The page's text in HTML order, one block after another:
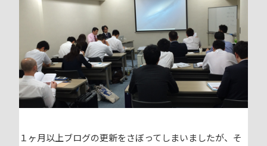
１ヶ月以上ブログの更新をさぼってしまいましたが、そ